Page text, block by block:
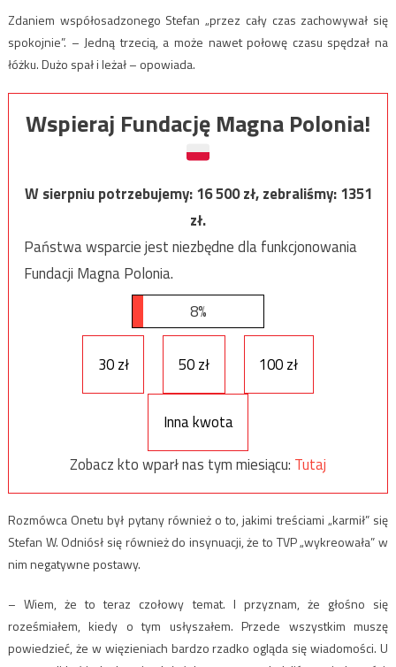
Zdaniem współosadzonego Stefan „przez cały czas zachowywał się
spokojnie”. – Jedną trzecią, a może nawet połowę czasu spędzał na
łóżku. Dużo spał i leżał – opowiada.
Wspieraj Fundację Magna Polonia!
W sierpniu potrzebujemy:16 500zł, zebraliśmy:1351
zł.
Państwa wsparcie jest niezbędne dla funkcjonowania
Fundacji Magna Polonia.
8%
30 zł 50 zł 100 zł
Inna kwota
Zobacz kto wparł nas tym miesiącu: Tutaj
Rozmówca Onetu był pytany również o to, jakimi treściami „karmił” się
Stefan W. Odniósł się również do insynuacji, że to TVP „wykreowała” w
nim negatywne postawy.
– Wiem, że to teraz czołowy temat. I przyznam, że głośno się
roześmiałem, kiedy o tym usłyszałem. Przede wszystkim muszę
powiedzieć, że w więzieniach bardzo rzadko ogląda się wiadomości. U